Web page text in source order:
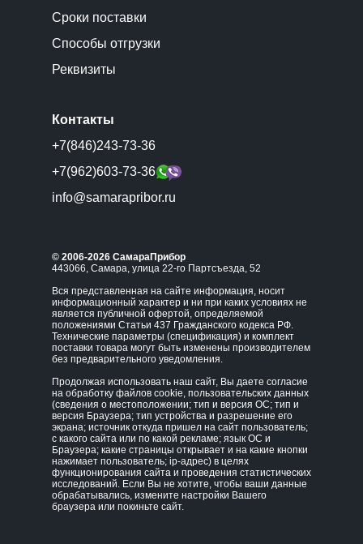
Сроки поставки
Способы отгрузки
Реквизиты
Контакты
+7(846)243-73-36
+7(962)603-73-36
info@samarapribor.ru
© 2006-2026 СамараПрибор
443066, Самара, улица 22-го Партсъезда, 52
Вся представленная на сайте информация, носит
информационный характер и ни при каких условиях не
является публичной офертой, определяемой
положениями Статьи 437 Гражданского кодекса РФ.
Технические параметры (спецификация) и комплект
поставки товара могут быть изменены производителем
без предварительного уведомления.
Продолжая использовать наш сайт, Вы даете согласие
на обработку файлов cookie, пользовательских данных
(сведения о местоположении; тип и версия ОС; тип и
версия Браузера; тип устройства и разрешение его
экрана; источник откуда пришел на сайт пользователь;
с какого сайта или по какой рекламе; язык ОС и
Браузера; какие страницы открывает и на какие кнопки
нажимает пользователь; ip-адрес) в целях
функционирования сайта и проведения статистических
исследований. Если Вы не хотите, чтобы ваши данные
обрабатывались, измените настройки Вашего
браузера или покиньте сайт.